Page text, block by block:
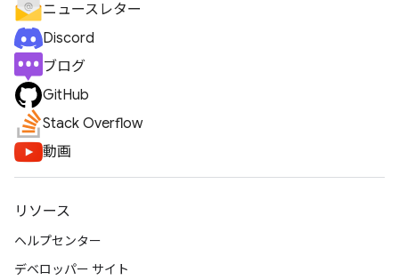
ニュースレター
Discord
ブログ
GitHub
Stack Overflow
動画
リソース
ヘルプセンター
デベロッパー サイト